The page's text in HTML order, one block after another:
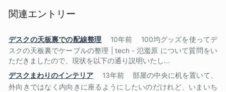
関連エントリー
デスクの天板裏での配線整理 10年前
100均グッズを使ってデ
スクの天板裏でケーブルの整理 | tech - 氾濫原 について質問をい
ただきましたので、現状を以下の通り説明いたし...
デスクまわりのインテリア
13年前
部屋の中央に机を置いて、
外向きではなく内向きに座るようにしたいのだけれど、いまいち